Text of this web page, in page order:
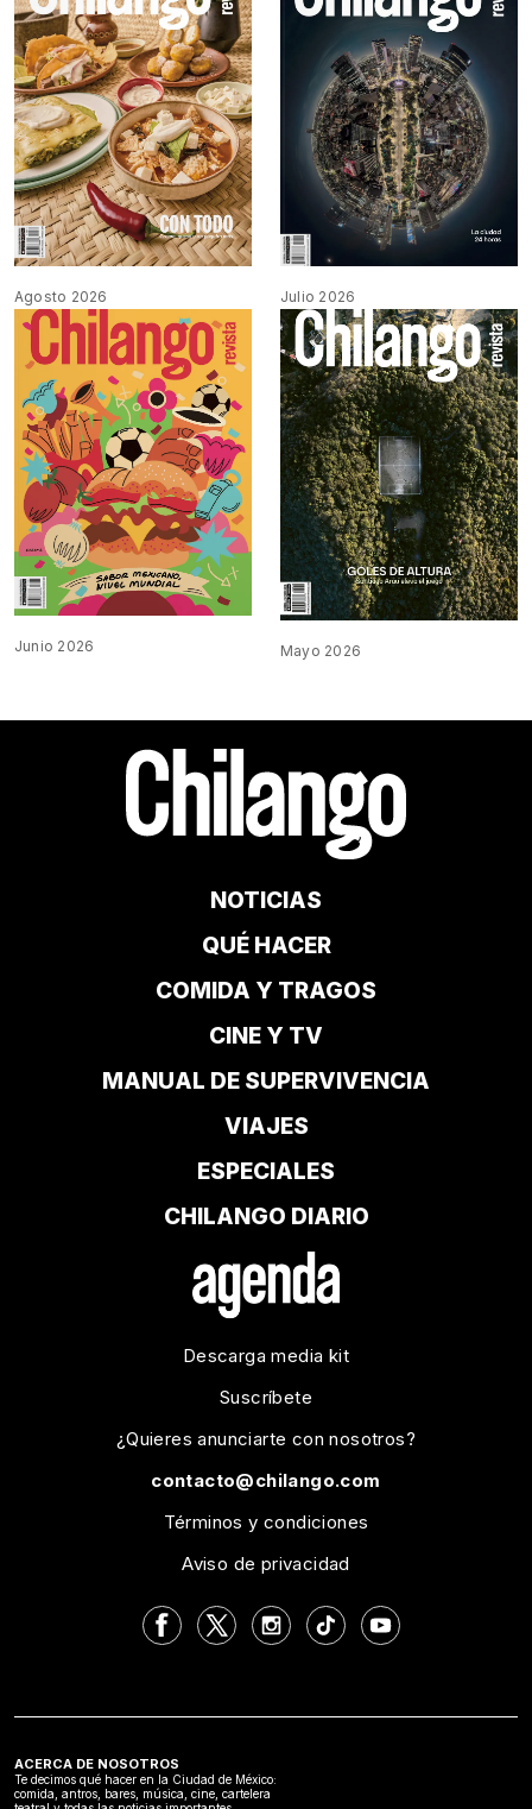
Agosto 2026 Julio 2026
Junio 2026 Mayo 2026
NOTICIAS
QUÉ HACER
COMIDA Y TRAGOS
CINE Y TV
MANUAL DE SUPERVIVENCIA
VIAJES
ESPECIALES
CHILANGO DIARIO
Descarga media kit
Suscríbete
¿Quieres anunciarte con nosotros?
contacto@chilango.com
Términos y condiciones
Aviso de privacidad
ACERCA DE NOSOTROS
Te decimos qué hacer en la Ciudad de México:
comida, antros, bares, música, cine, cartelera